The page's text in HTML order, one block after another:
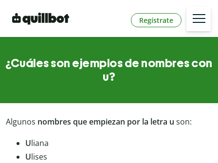
Regístrate
¿Cuáles son ejemplos de nombres con
u?
Algunos nombres que empiezan por la letra u son:
Uliana
Ulises